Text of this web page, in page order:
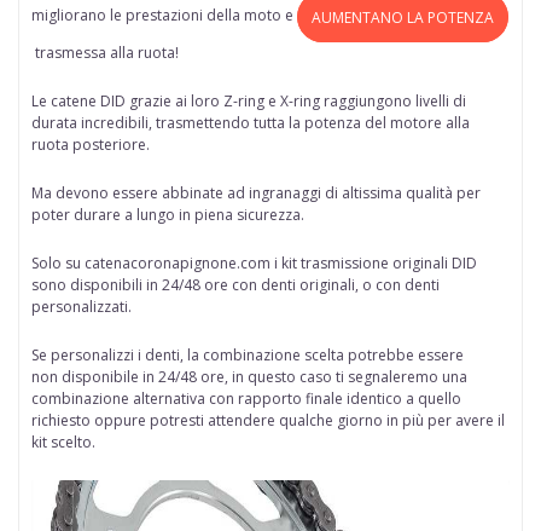
migliorano le prestazioni della moto e
AUMENTANO LA POTENZA
trasmessa alla ruota!
Le catene DID grazie ai loro Z-ring e X-ring raggiungono livelli di
durata incredibili, trasmettendo tutta la potenza del motore alla
ruota posteriore.
Ma devono essere abbinate ad ingranaggi di altissima qualità per
poter durare a lungo in piena sicurezza.
Solo su catenacoronapignone.com i kit trasmissione originali DID
sono disponibili in 24/48 ore con denti originali, o con denti
personalizzati.
Se personalizzi i denti, la combinazione scelta potrebbe essere
non disponibile in 24/48 ore, in questo caso ti segnaleremo una
combinazione alternativa con rapporto finale identico a quello
richiesto oppure potresti attendere qualche giorno in più per avere il
kit scelto.